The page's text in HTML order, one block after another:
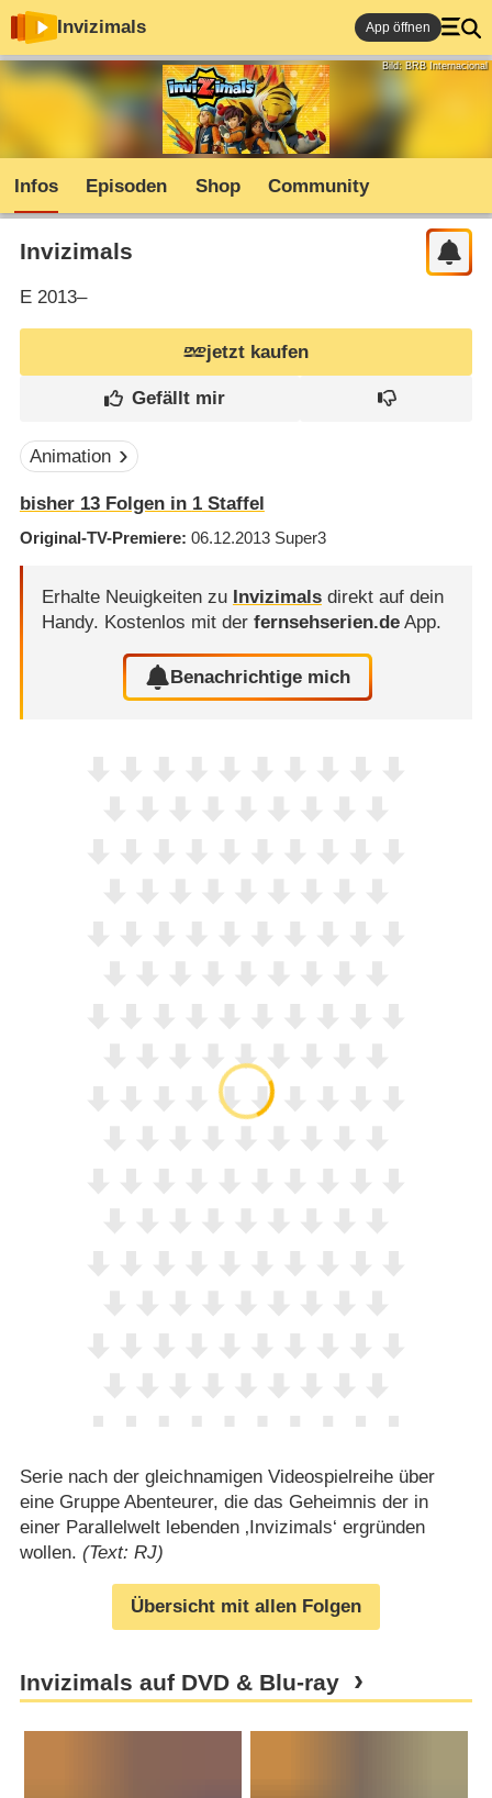
Invizimals App öffnen
Bild: BRB Internacional
Infos Episoden Shop Community
Invizimals
E2013–
jetzt kaufen
Animation
bisher 13Folgen in 1Staffel
Original-TV-Premiere 06.12.2013 Super3
Erhalte Neuigkeiten zu Invizimalsdirekt auf dein
Handy. Kostenlos mit der fernsehserien.deApp.
Benachrichtige mich
Serie nach der gleichnamigen Videospielreihe über
eine Gruppe Abenteurer, die das Geheimnis der in
einer Parallelwelt lebenden ‚Invizimals‘ ergründen
wollen. (Text: RJ)
Übersicht mit allen Folgen
Invizimals auf DVD & Blu-ray